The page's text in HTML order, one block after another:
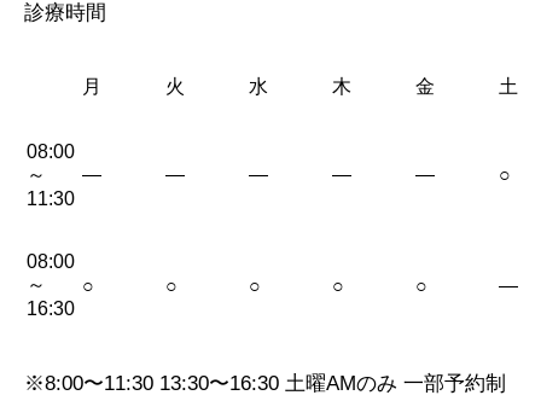
診療時間
月 火 水 木 金 土
08:00
～
11:30
— — — — — ○
08:00
～
16:30
○ ○ ○ ○ ○ —
※8:00〜11:30 13:30〜16:30 土曜AMのみ 一部予約制